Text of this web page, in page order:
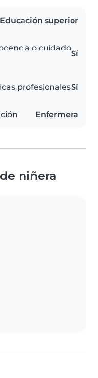
Educación superior
o cuidado
Sí
profesionalesSí
Enfermera
niñera